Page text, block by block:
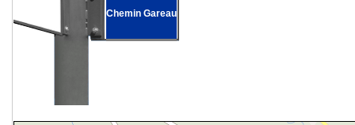
Chemin Gareau